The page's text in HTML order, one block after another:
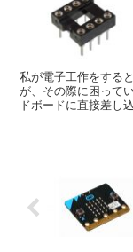
私が電子工作をする
が、その際に困って
ドボードに直接差し